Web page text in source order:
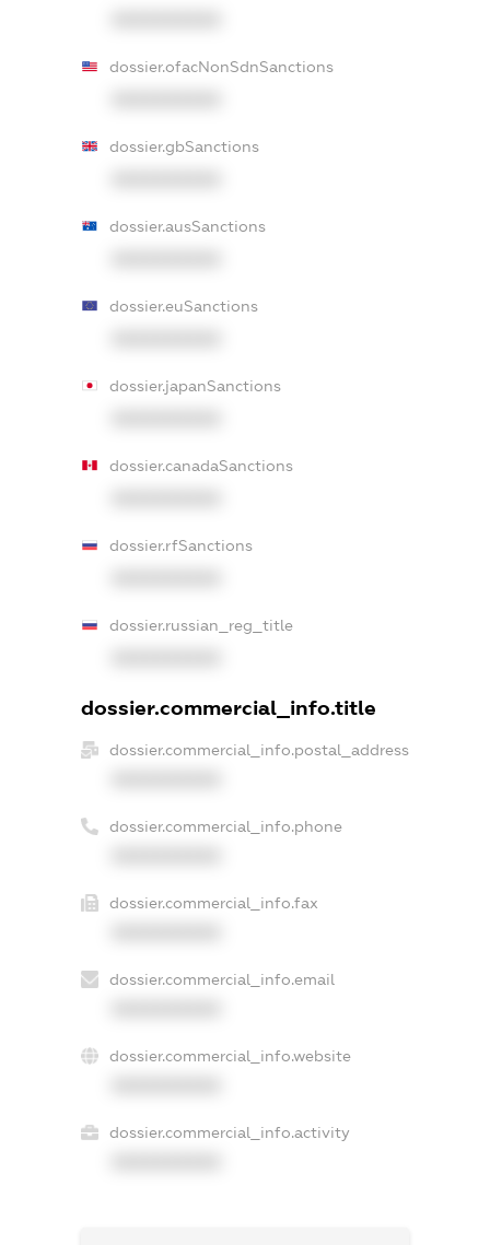
dossier.ofacNonSdnSanctions
dossier.gbSanctions
dossier.ausSanctions
dossier.euSanctions
dossier.japanSanctions
dossier.canadaSanctions
dossier.rfSanctions
dossier.russian_reg_title
dossier.commercial_info.title
dossier.commercial_info.postal_address
dossier.commercial_info.phone
dossier.commercial_info.fax
dossier.commercial_info.email
dossier.commercial_info.website
dossier.commercial_info.activity